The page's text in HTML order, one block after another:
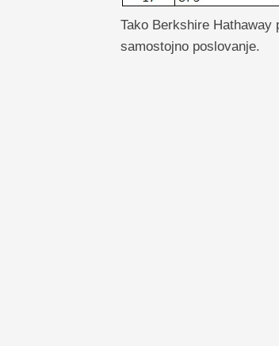
Tako Berkshire
samostojno poslovanje.